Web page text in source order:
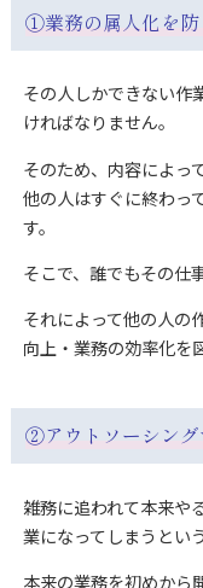
①業務の属人化を防
その人しかできない作
ければなりません。
そのため、内容によっ
他の人はすぐに終わっ
す。
そこで、誰でもその仕
それによって他の人の
向上・業務の効率化を
②アウトソーシング
雑務に追われて本来や
業になってしまうとい
本来の業務を初めから